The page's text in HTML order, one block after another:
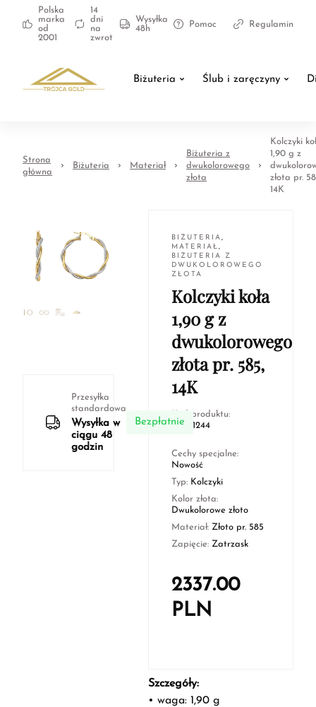
Polska
marka
od
2001
14
dni
na
zwrot
Wysyłka
48h
Pomoc Regulamin
Biżuteria Ślub i zaręczyny
Strona
główna
Biżuteria Materiał
Biżuteria z
dwukolorowego
złota
Kolczyki
1,90 g z
złota pr.
14K
Przesyłka
standardowa
Wysyłka w
ciągu 48
godzin
Bezpłatnie
BIŻUTERIA,
MATERIAŁ,
BIŻUTERIA Z
DWUKOLOROWEGO
ZŁOTA
Kolczyki koła
1,90 g z
dwukolorowego
złota pr. 585,
14K
Kod produktu:
KTW1244
Cechy specjalne:
Nowość
Typ: Kolczyki
Kolor złota:
Dwukolorowe złoto
Materiał: Złoto pr. 585
Zapięcie: Zatrzask
2337.00
PLN
Szczegóły:
• waga: 1,90 g